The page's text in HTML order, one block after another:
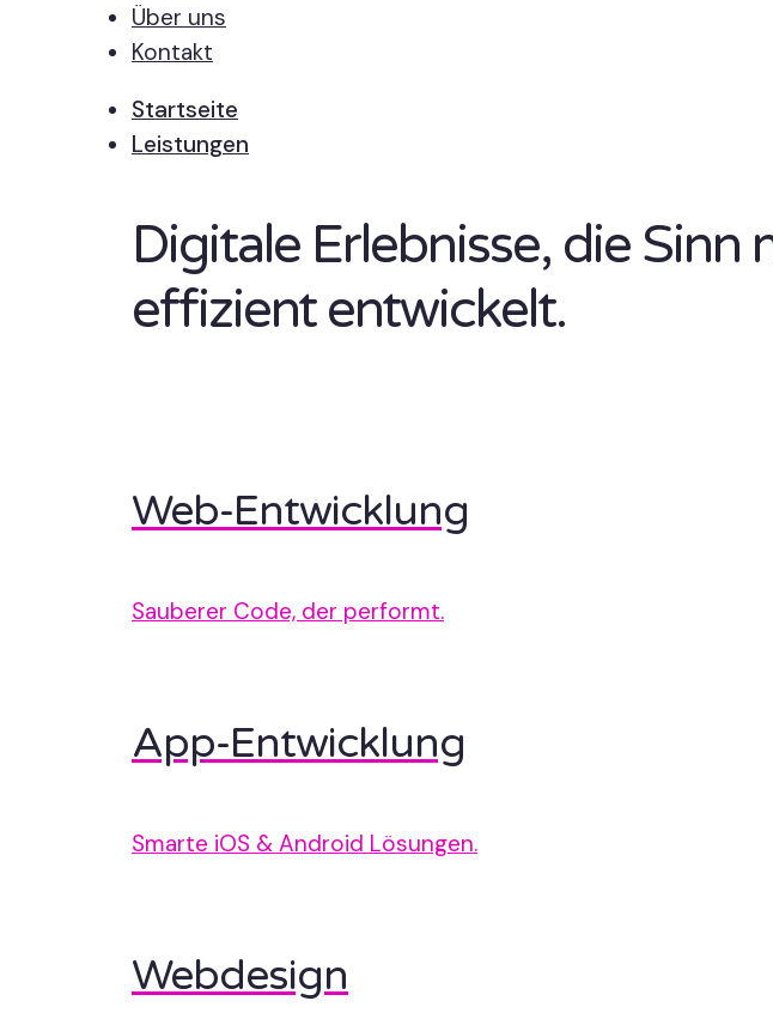
Über uns
Kontakt
Startseite
Leistungen
Digitale Erlebnisse, die
effizient entwickelt.
Web-Entwicklung
Sauberer Code, der performt.
App-Entwicklung
Smarte iOS & Android Lösungen.
Webdesign